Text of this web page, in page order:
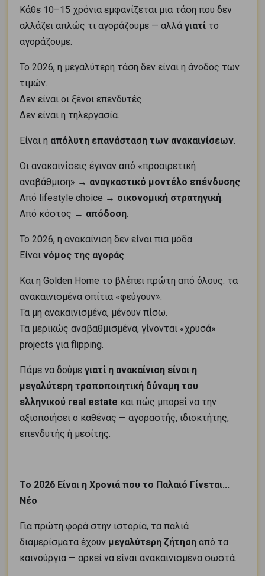
Κάθε 10–15 χρόνια εμφανίζεται μια τάση που δεν
αλλάζει απλώς τι αγοράζουμε — αλλά γιατί το
αγοράζουμε.
Το 2026, η μεγαλύτερη τάση δεν είναι η άνοδος των
τιμών.
Δεν είναι οι ξένοι επενδυτές.
Δεν είναι η τηλεργασία.
Είναι η απόλυτη επανάσταση των ανακαινίσεων.
Οι ανακαινίσεις έγιναν από «προαιρετική
αναβάθμιση» → αναγκαστικό μοντέλο επένδυσης.
Από lifestyle choice → οικονομική στρατηγική.
Από κόστος → απόδοση.
Το 2026, η ανακαίνιση δεν είναι πια μόδα.
Είναι νόμος της αγοράς.
Και η Golden Home το βλέπει πρώτη από όλους: τα
ανακαινισμένα σπίτια «φεύγουν».
Τα μη ανακαινισμένα, μένουν πίσω.
Τα μερικώς αναβαθμισμένα, γίνονται «χρυσά»
projects για flipping.
Πάμε να δούμε γιατί η ανακαίνιση είναι η
μεγαλύτερη τροποποιητική δύναμη του
ελληνικού real estate και πώς μπορεί να την
αξιοποιήσει ο καθένας — αγοραστής, ιδιοκτήτης,
επενδυτής ή μεσίτης.
Το 2026 Είναι η Χρονιά που το Παλαιό Γίνεται...
Νέο
Για πρώτη φορά στην ιστορία, τα παλιά
διαμερίσματα έχουν μεγαλύτερη ζήτηση από τα
καινούργια — αρκεί να είναι ανακαινισμένα σωστά.